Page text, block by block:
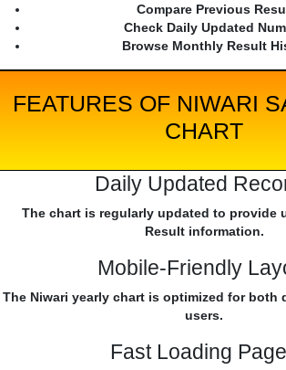
Compare Previous
Check Daily Updated
Browse Monthly Result
FEATURES OF NIWARI
CHART
Daily Updated
The chart is regularly updated to provide
Result information.
Mobile-Friendly
The Niwari yearly chart is optimized for both
users.
Fast Loading